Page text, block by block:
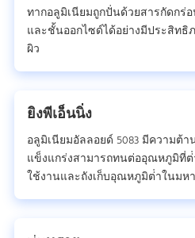
ทากอลูมิเนียมถูกปั่นด้วยสารกัดกร่
และชั้นออกไซด์ได้อย่างมีประสิท
ผิว
ยิงพีเอ็นนิ่ง
อลูมิเนียมอัลลอยด์ 5083 มีความต้
แข็งแกร่งสามารถทนต่ออุณหภูมิที่
ใช้งานและถังเก็บอุณหภูมิต่ําในมห